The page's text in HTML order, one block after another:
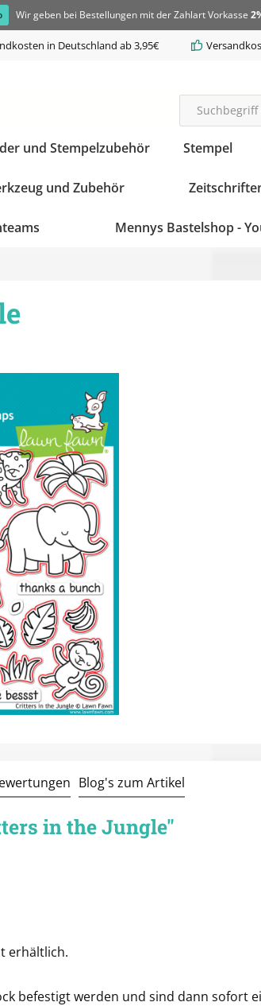
Wir geben bei Bestellungen mit der Zahlart Vorkasse
in Deutschland ab 3,95€
und Stempelzubehör Stempel
und Zubehör
Mennys Bastelshop -
Blog's zum Artikel
in the Jungle"
erhältlich.
befestigt werden und sind dann sofort